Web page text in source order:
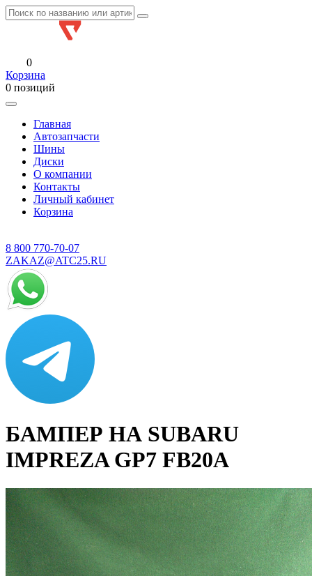
0
Корзина
0 позиций
Главная
Автозапчасти
Шины
Диски
О компании
Контакты
Личный кабинет
Корзина
8 800 770-70-07
ZAKAZ@ATC25.RU
БАМПЕР НА SUBARU
IMPREZA GP7 FB20A